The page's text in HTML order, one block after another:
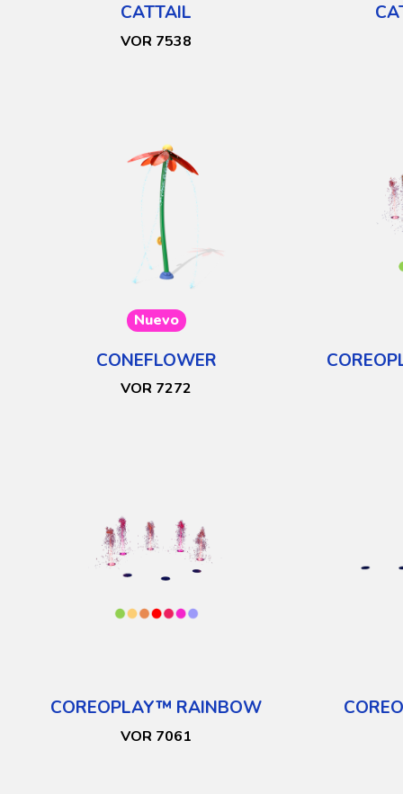
CATTAIL
VOR 7538
Nuevo
CONEFLOWER
VOR 7272
COREOPLAY™ RAINBOW
VOR 7061